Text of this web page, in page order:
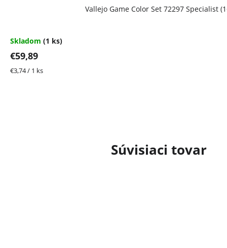
Súvisiaci tovar
Vallejo Game Color Set 72297 Specialist
Skladom (1 ks)
€59,89
Jednotková
€3,74 / 1 ks